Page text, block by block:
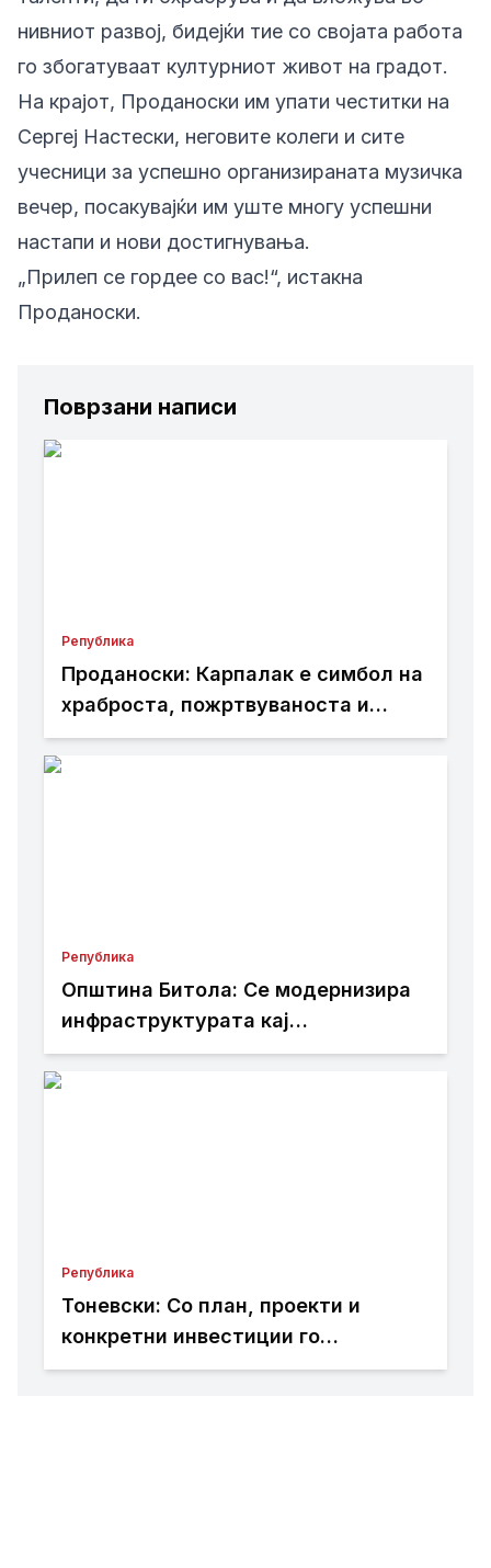
нивниот развој, бидејќи тие со својата работа
го збогатуваат културниот живот на градот.
На крајот, Проданоски им упати честитки на
Сергеј Настески, неговите колеги и сите
учесници за успешно организираната музичка
вечер, посакувајќи им уште многу успешни
настапи и нови достигнувања.
„Прилеп се гордее со вас!“, истакна
Проданоски.
Поврзани написи
Република
Проданоски: Карпалак е симбол на
храброста, пожртвуваноста и
љубовта кон татковината
Република
Општина Битола: Се модернизира
инфраструктурата кај
Здравствениот дом
Република
Тоневски: Со план, проекти и
конкретни инвестиции го
развиваме секое населено место